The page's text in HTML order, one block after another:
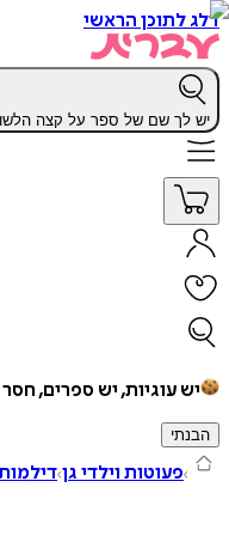
דלג לתוכן הראשי
יש לך שם של ספר על קצה
יש עוגיות, יש ספרים,
הבנתי
פעוטות וילדי גן